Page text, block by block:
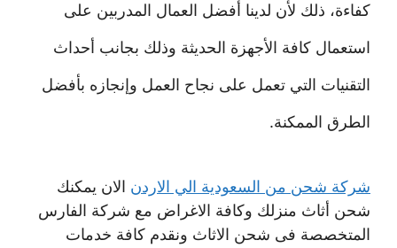
كفاءة، ذلك لأن لدينا أفضل العمال المدربين على
استعمال كافة الأجهزة الحديثة وذلك بجانب أحداث
التقنيات التي تعمل على نجاح العمل وإنجازه بأفضل
الطرق الممكنة.
شركة شحن من السعودية الي الاردن الان يمكنك
شحن أثاث منزلك وكافة الاغراض مع شركة الفارس
المتخصصة فى شحن الاثاث ونقدم كافة خدمات